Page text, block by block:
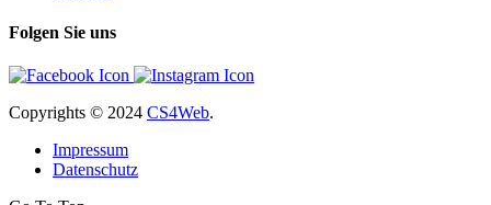
Folgen Sie uns
Copyrights © 2024 CS4Web.
Impressum
Datenschutz